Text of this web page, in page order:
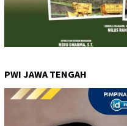
PWI JAWA TENGAH